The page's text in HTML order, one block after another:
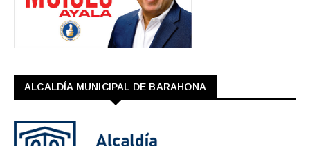
ALCALDÍA MUNICIPAL DE BARAHONA